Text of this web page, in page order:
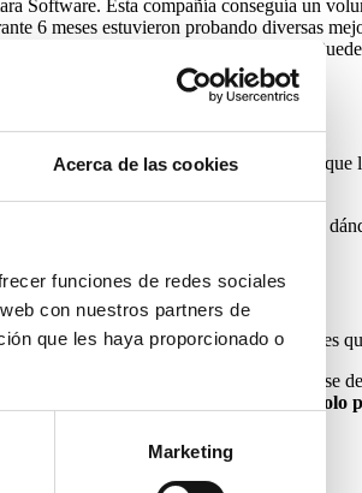
Acerca de las cookies
funciones de redes sociales
con nuestros partners de
que les haya proporcionado o
Marketing
Software. Esta compañía conseguía un
6 meses estuvieron probando diversas
de un 133 % de la tasa de conversión!
gastar más por impresión de anuncios
que
de marketing que también terminarán
o están en ello, así que no puedes
son los que permanecen. Si no funciona, se
la tasa de conversión y
los ingresos